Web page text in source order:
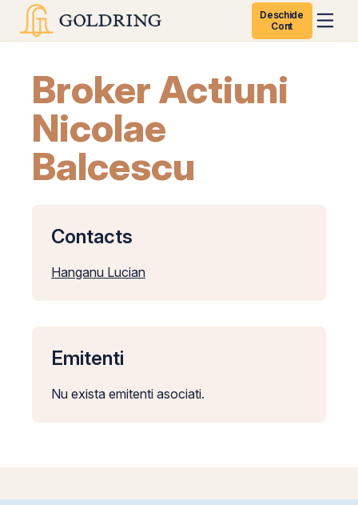
Deschide
Cont
Broker Actiuni
Nicolae
Balcescu
Contacts
Hanganu Lucian
Emitenti
Nu exista emitenti asociati.